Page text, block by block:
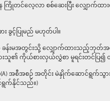
တင်လေ့လာ စစ်ဆေးပြီး လျှောက်ထာ
အား ခွင့်ပြုမည် မဟုတ်ပါ။
ခန်းမအတွင်းသို့ လျှောက်ထားသည့်ဘုတ်
သူ၏ ကိုယ်စားလှယ်လွှဲစာ မူရင်းတင်ပြ
ပ်စု(A) အစီအစဉ် အတိုင်း မဲနှိုက်ဆောင်ရွက်
င်ရွက်နိုင်သည်။)